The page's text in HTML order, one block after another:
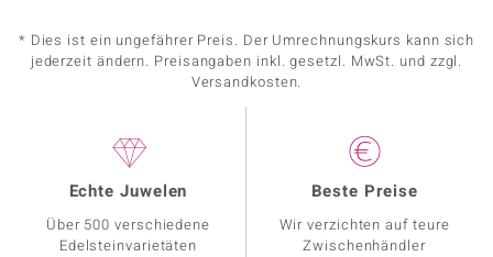
* Dies ist ein ungefährer Preis. Der Umrechnungskurs kann sich
jederzeit ändern. Preisangaben inkl. gesetzl. MwSt. und zzgl.
Versandkosten.
Echte Juwelen
Über 500 verschiedene
Edelsteinvarietäten
Beste Preise
Wir verzichten auf teure
Zwischenhändler